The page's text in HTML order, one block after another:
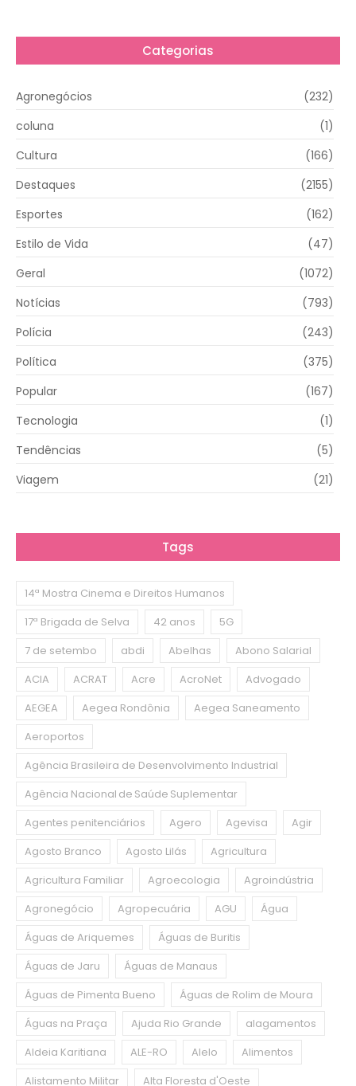
Categorias
Agronegócios
(232)
coluna
(1)
Cultura
(166)
Destaques
(2155)
Esportes
(162)
Estilo de Vida
(47)
Geral
(1072)
Notícias
(793)
Polícia
(243)
Política
(375)
Popular
(167)
Tecnologia
(1)
Tendências
(5)
Viagem
(21)
Tags
14ª Mostra Cinema e Direitos Humanos
17ª Brigada de Selva
42 anos
5G
7 de setembo
abdi Abelhas
Abono Salarial
ACIA
ACRAT Acre AcroNet
Advogado
AEGEA
Aegea Rondônia
Aegea Saneamento
Aeroportos
Agência Brasileira de Desenvolvimento Industrial
Agência Nacional de Saúde Suplementar
Agentes penitenciários
Agero Agevisa
Agir
Agosto Branco
Agosto Lilás
Agricultura
Agricultura Familiar
Agroecologia
Agroindústria
Agronegócio
Agropecuária AGU
Água
Águas de Ariquemes
Águas de Buritis
Águas de Jaru
Águas de Manaus
Águas de Pimenta Bueno
Águas de Rolim de Moura
Águas na Praça
Ajuda Rio Grande
alagamentos
Aldeia Karitiana
ALE-RO Alelo
Alimentos
Alistamento Militar
Alta Floresta d'Oeste